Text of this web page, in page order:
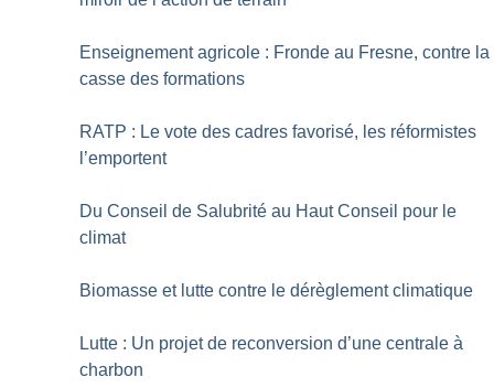
Enseignement agricole : Fronde au Fresne, contre la
casse des formations
RATP : Le vote des cadres favorisé, les réformistes
l’emportent
Du Conseil de Salubrité au Haut Conseil pour le
climat
Biomasse et lutte contre le dérèglement climatique
Lutte : Un projet de reconversion d’une centrale à
charbon